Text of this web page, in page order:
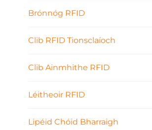
Brónnóg RFID
Clib RFID Tionsclaíoch
Clib Ainmhithe RFID
Léitheoir RFID
Lipéid Chóid Bharraigh